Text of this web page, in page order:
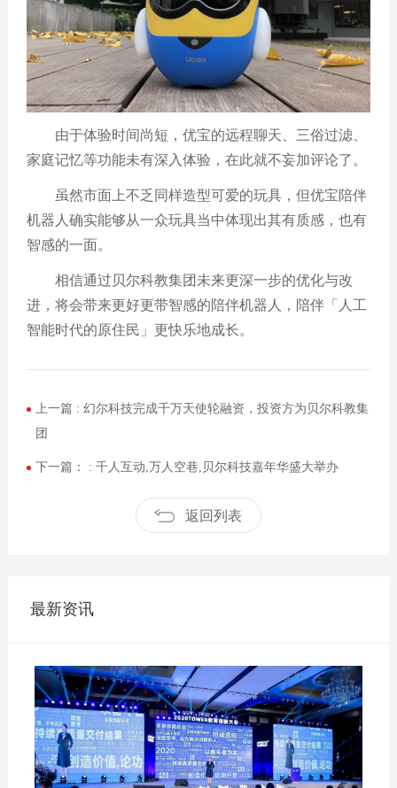
由于体验时间尚短，优宝的远程聊天、三俗过滤、
家庭记忆等功能未有深入体验，在此就不妄加评论了。
虽然市面上不乏同样造型可爱的玩具，但优宝陪伴
机器人确实能够从一众玩具当中体现出其有质感，也有
智感的一面。
相信通过贝尔科教集团未来更深一步的优化与改
进，将会带来更好更带智感的陪伴机器人，陪伴「人工
智能时代的原住民」更快乐地成长。
上一篇 :幻尔科技完成千万天使轮融资，投资方为贝尔科教集
团
下一篇： :千人互动,万人空巷,贝尔科技嘉年华盛大举办
返回列表
最新资讯